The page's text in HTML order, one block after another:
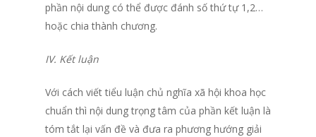
phần nội dung có thể được đánh số thứ tự 1,2…
hoặc chia thành chương.
IV. Kết luận
Với cách viết tiểu luận chủ nghĩa xã hội khoa học
chuẩn thì nội dung trọng tâm của phần kết luận là
tóm tắt lại vấn đề và đưa ra phương hướng giải